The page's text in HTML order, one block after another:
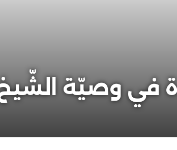
في وصيّة الشّيخ